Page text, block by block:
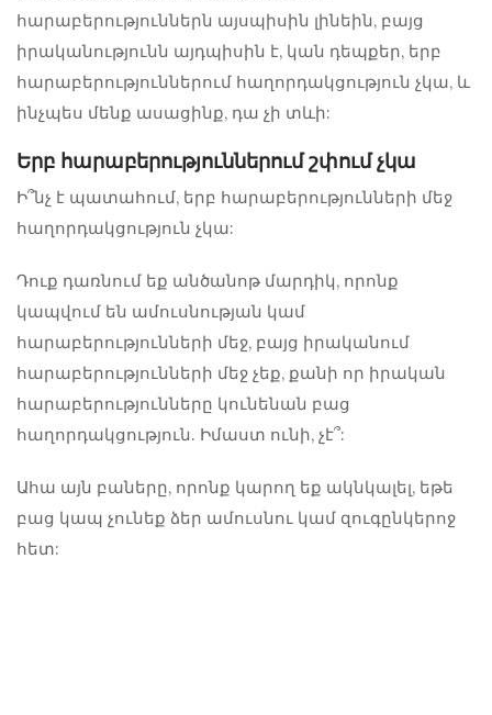
հարաբերություններն այսպիսին լինեին, բայց
իրականությունն այդպիսին է, կան դեպքեր, երբ
հարաբերություններում հաղորդակցություն չկա, և
ինչպես մենք ասացինք, դա չի տևի:
Երբ հարաբերություններում շփում չկա
Ի՞նչ է պատահում, երբ հարաբերությունների մեջ
հաղորդակցություն չկա:
Դուք դառնում եք անծանոթ մարդիկ, որոնք
կապվում են ամուսնության կամ
հարաբերությունների մեջ, բայց իրականում
հարաբերությունների մեջ չեք, քանի որ իրական
հարաբերությունները կունենան բաց
հաղորդակցություն. Իմաստ ունի, չէ՞:
Ահա այն բաները, որոնք կարող եք ակնկալել, եթե
բաց կապ չունեք ձեր ամուսնու կամ զուգընկերոջ
հետ: